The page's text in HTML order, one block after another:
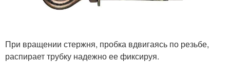
При вращении стержня, пробка вдвигаясь по резьбе,
распирает трубку надежно ее фиксируя.